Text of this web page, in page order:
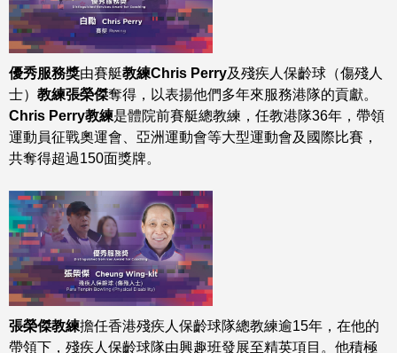
優秀服務獎由賽艇教練 Chris Perry及殘疾人保齡球（傷殘人
士）教練張榮傑奪得，以表揚他們多年來服務港隊的貢獻。
Chris Perry教練是體院前賽艇總教練，任教港隊36年，帶領
運動員征戰奧運會、亞洲運動會等大型運動會及國際比賽，
張榮傑教練擔任香港殘疾人保齡球隊總教練逾15年，在他的